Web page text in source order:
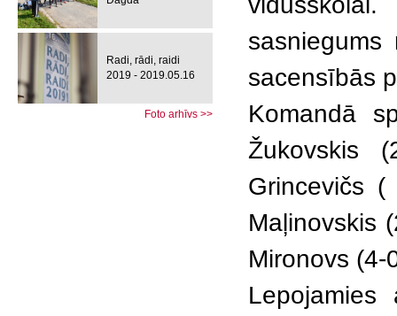
Radi, rādi, raidi
2019 - 2019.05.16
Foto arhīvs >>
sacensībās
Komandā
Žukovskis
Grincevičs
Maļinovskis
Mironovs